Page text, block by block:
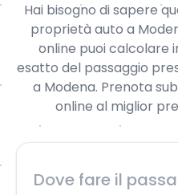
Hai bisogno di sapere
proprietà auto a
online puoi calcolare
esatto del passaggio
a Modena. Prenota
online al miglior
Dove fare il